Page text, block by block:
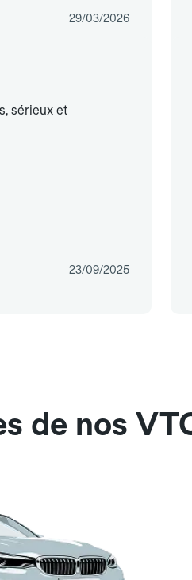
29/03/2026
sérieux et
23/09/2025
de nos